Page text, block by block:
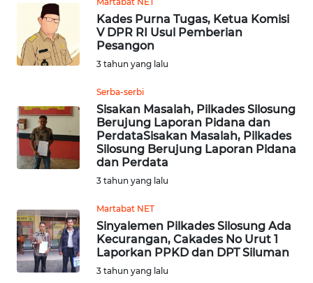
Kades Purna Tugas, Ketua Komisi
V DPR RI Usul Pemberian
Pesangon
3 tahun yang lalu
Serba-serbi
Sisakan Masalah, Pilkades Silosung
Berujung Laporan Pidana dan
PerdataSisakan Masalah, Pilkades
Silosung Berujung Laporan Pidana
dan Perdata
3 tahun yang lalu
Martabat NET
Sinyalemen Pilkades Silosung Ada
Kecurangan, Cakades No Urut 1
Laporkan PPKD dan DPT Siluman
3 tahun yang lalu
WN
KALTENG
WN
KALSEL
WN
SULSEL